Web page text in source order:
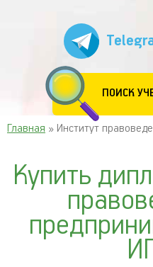
ПОИСК
Главная » Институт
Купить